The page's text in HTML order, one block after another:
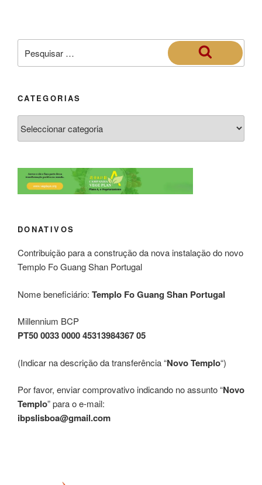
CATEGORIAS
DONATIVOS
Contribuição para a construção da nova instalação do novo
Templo Fo Guang Shan Portugal
Nome beneficiário: Templo Fo Guang Shan Portugal
Millennium BCP
PT50 0033 0000 45313984367 05
(Indicar na descrição da transferência “Novo Templo“)
Por favor, enviar comprovativo indicando no assunto “Novo
Templo” para o e-mail:
ibpslisboa@gmail.com